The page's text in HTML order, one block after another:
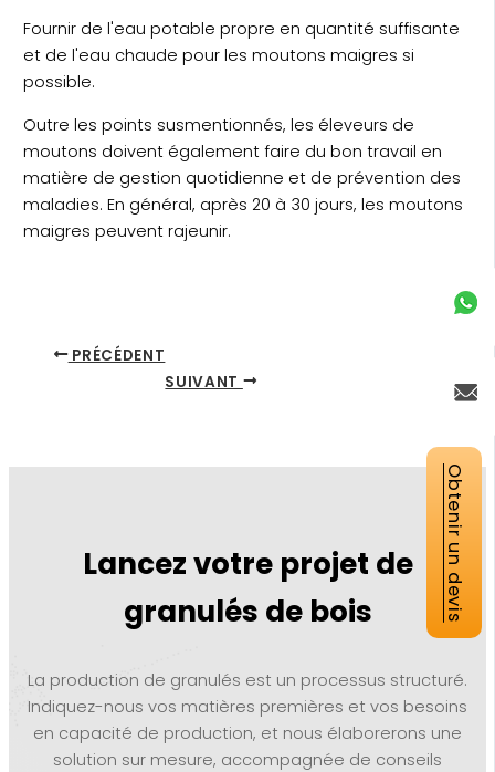
Fournir de l'eau potable propre en quantité suffisante
et de l'eau chaude pour les moutons maigres si
possible.
Outre les points susmentionnés, les éleveurs de
moutons doivent également faire du bon travail en
matière de gestion quotidienne et de prévention des
maladies. En général, après 20 à 30 jours, les moutons
maigres peuvent rajeunir.
PRÉCÉDENT
SUIVANT
Lancez votre projet de
granulés de bois
La production de granulés est un processus structuré.
Indiquez-nous vos matières premières et vos besoins
en capacité de production, et nous élaborerons une
solution sur mesure, accompagnée de conseils
Obtenir un devis